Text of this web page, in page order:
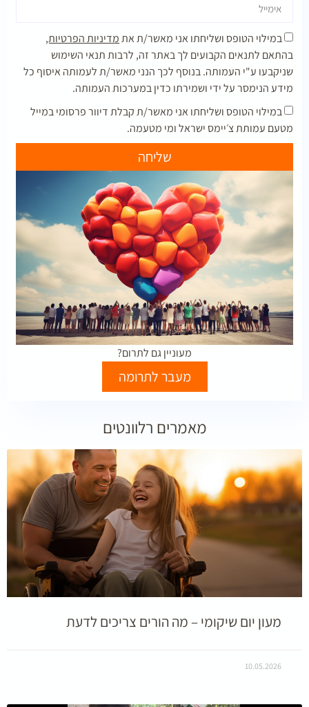
במילוי הטופס ושליחתו אני מאשר/ת אתמדיניות הפרטיות,
בהתאם לתנאים הקבועים לך באתר זה, לרבות תנאי השימוש
שניקבעו ע"י העמותה. בנוסף לכך הנני מאשר/ת לעמותה איסוף כל
מידע הנימסר על ידי ושמירתו כדין במערכות העמותה.
במילוי הטופס ושליחתו אני מאשר/ת קבלת דיוור פרסומי במייל
מטעם עמותת צ׳יימס ישראל ומי מטעמה.
שליחה
מעוניין גם לתרום?
מעבר לתרומה
מאמרים רלוונטים
מעון יום שיקומי – מה הורים צריכים לדעת
10.05.2026